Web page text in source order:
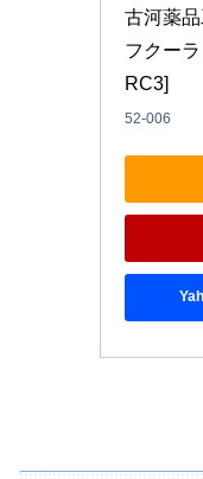
古河薬
フクー
RC3]
52-006